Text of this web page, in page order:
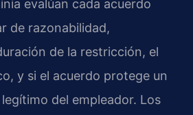
evalúan cada acuerdo
de razonabilidad,
de la restricción, el
y si el acuerdo protege un
del empleador. Los